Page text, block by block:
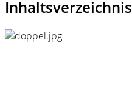
Inhaltsverzeichnis